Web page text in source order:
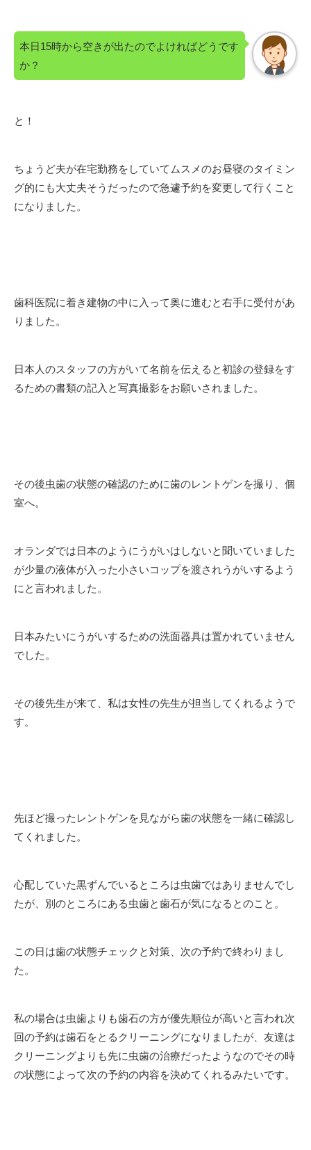
本日15時から空きが出たのでよければどうです
か？
と！
ちょうど夫が在宅勤務をしていてムスメのお昼寝のタイミン
グ的にも大丈夫そうだったので急遽予約を変更して行くこと
になりました。
歯科医院に着き建物の中に入って奥に進むと右手に受付があ
りました。
日本人のスタッフの方がいて名前を伝えると初診の登録をす
るための書類の記入と写真撮影をお願いされました。
その後虫歯の状態の確認のために歯のレントゲンを撮り、個
室へ。
オランダでは日本のようにうがいはしないと聞いていました
が少量の液体が入った小さいコップを渡されうがいするよう
にと言われました。
日本みたいにうがいするための洗面器具は置かれていません
でした。
その後先生が来て、私は女性の先生が担当してくれるようで
す。
先ほど撮ったレントゲンを見ながら歯の状態を一緒に確認し
てくれました。
心配していた黒ずんでいるところは虫歯ではありませんでし
たが、別のところにある虫歯と歯石が気になるとのこと。
この日は歯の状態チェックと対策、次の予約で終わりまし
た。
私の場合は虫歯よりも歯石の方が優先順位が高いと言われ次
回の予約は歯石をとるクリーニングになりましたが、友達は
クリーニングよりも先に虫歯の治療だったようなのでその時
の状態によって次の予約の内容を決めてくれるみたいです。